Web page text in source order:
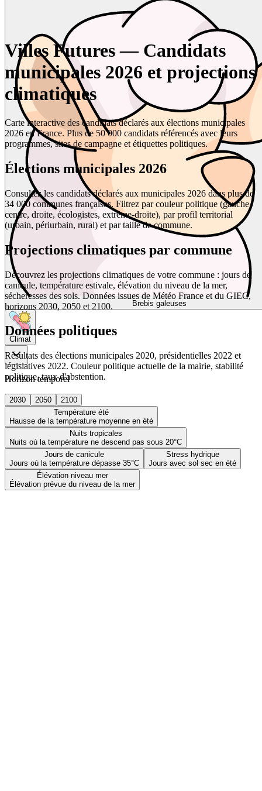
Brebis galeuses
Climat
Horizon temporel
2030 2050
2100
Température été
Hausse de la température moyenne en été
Nuits tropicales
Nuits où la température ne descend pas sous 20°C
Jours de canicule
Jours où la température dépasse 35°C
Stress hydrique
Jours avec sol sec en été
Élévation niveau mer
Élévation prévue du niveau de la mer
Villes Futures — Candidats
municipales 2026 et projections
climatiques
Carte interactive des candidats déclarés aux élections municipales
2026 en France. Plus de 50 000 candidats référencés avec leurs
programmes, sites de campagne et étiquettes politiques.
Élections municipales 2026
Consultez les candidats déclarés aux municipales 2026 dans plus de
34 000 communes françaises. Filtrez par couleur politique (gauche,
centre, droite, écologistes, extrême-droite), par profil territorial
(urbain, périurbain, rural) et par taille de commune.
Projections climatiques par commune
Découvrez les projections climatiques de votre commune : jours de
canicule, température estivale, élévation du niveau de la mer,
sécheresses des sols. Données issues de Météo France et du GIEC,
horizons 2030, 2050 et 2100.
Données politiques
Résultats des élections municipales 2020, présidentielles 2022 et
législatives 2022. Couleur politique actuelle de la mairie, stabilité
politique, taux d'abstention.